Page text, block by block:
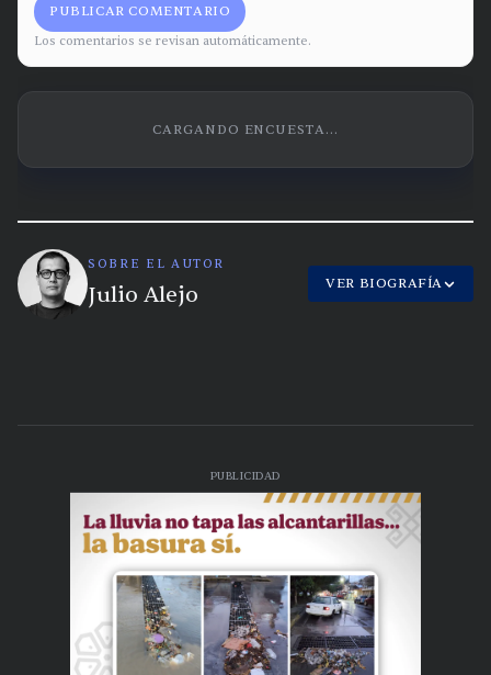
PUBLICAR COMENTARIO
Los comentarios se revisan automáticamente.
CARGANDO ENCUESTA...
SOBRE EL AUTOR
Julio Alejo VER BIOGRAFÍA
PUBLICIDAD